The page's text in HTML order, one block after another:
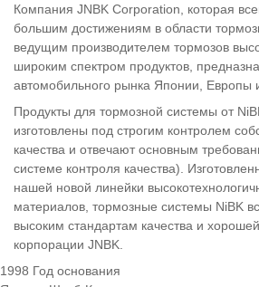
Компания JNBK Corporation, которая
большим достижениям в области
ведущим производителем тормозов
широким спектром продуктов,
автомобильного рынка Японии, Европы
Продукты для тормозной системы от
изготовлены под строгим контролем
качества и отвечают основным
системе контроля качества).
нашей новой линейки
материалов, тормозные системы NiBK
высоким стандартам качества и
корпорации JNBK.
1998 Год основания